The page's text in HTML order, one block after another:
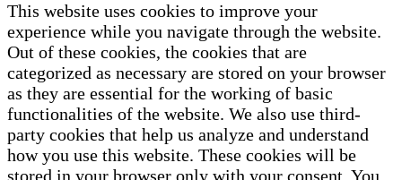
This website uses cookies to improve your
experience while you navigate through the website.
Out of these cookies, the cookies that are
categorized as necessary are stored on your browser
as they are essential for the working of basic
functionalities of the website. We also use third-
party cookies that help us analyze and understand
how you use this website. These cookies will be
stored in your browser only with your consent. You